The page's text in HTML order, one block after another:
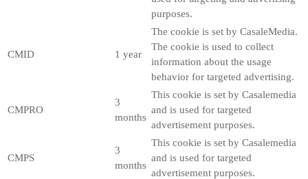
purposes.
CMID 1 year
The cookie is set by CasaleMedia.
The cookie is used to collect
information about the usage
behavior for targeted advertising.
CMPRO
3
months
This cookie is set by Casalemedia
and is used for targeted
advertisement purposes.
CMPS
3
months
This cookie is set by Casalemedia
and is used for targeted
advertisement purposes.